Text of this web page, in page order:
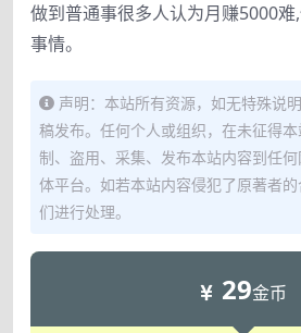
做到普通事很多人认为月赚5000
事情。
声明：本站所有资源，如无特殊说
稿发布。任何个人或组织，在未征得
制、盗用、采集、发布本站内容到任
体平台。如若本站内容侵犯了原著者
们进行处理。
29金币